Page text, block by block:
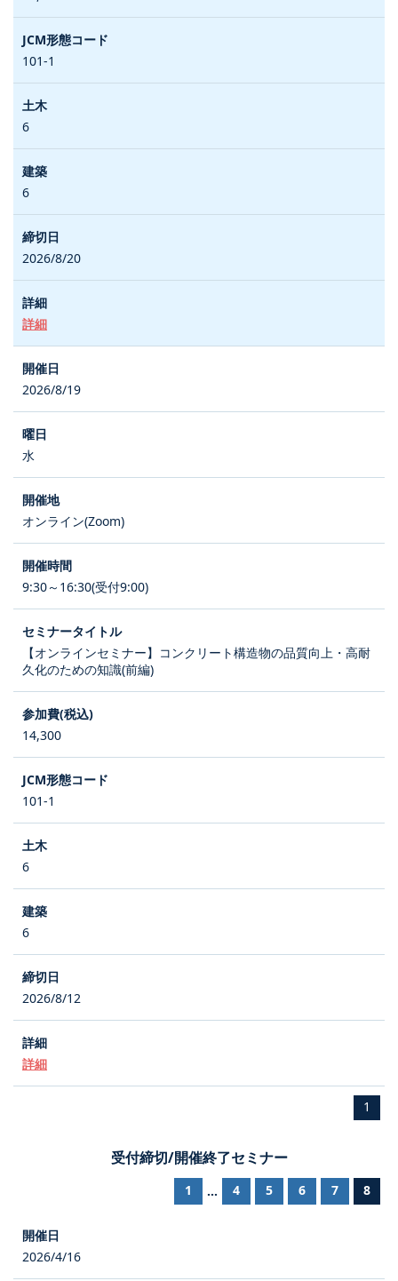
101-1
6
6
2026/8/20
詳細
2026/8/19
水
オンライン(Zoom)
9:30～16:30(受付9:00)
【オンラインセミナー】コンクリート構造物の品質向上・高耐
久化のための知識(前編)
14,300
101-1
6
6
2026/8/12
詳細
1
受付締切/開催終了セミナー
1 ... 4 5 6 7 8
2026/4/16